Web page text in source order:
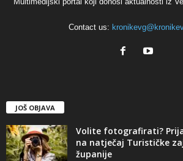
Contact us:
JOŠ OBJAVA
Volite fotografirati?
na natječaj Turističke
županije